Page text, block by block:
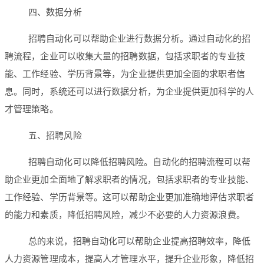
四、数据分析
招聘自动化可以帮助企业进行数据分析。通过自动化的招
聘流程，企业可以收集大量的招聘数据，包括求职者的专业技
能、工作经验、学历背景等，为企业提供更加全面的求职者信
息。同时，系统还可以进行数据分析，为企业提供更加科学的人
才管理策略。
五、招聘风险
招聘自动化可以降低招聘风险。自动化的招聘流程可以帮
助企业更加全面地了解求职者的情况，包括求职者的专业技能、
工作经验、学历背景等。这可以帮助企业更加准确地评估求职者
的能力和素质，降低招聘风险，减少不必要的人力资源浪费。
总的来说，招聘自动化可以帮助企业提高招聘效率，降低
人力资源管理成本，提高人才管理水平，提升企业形象，降低招